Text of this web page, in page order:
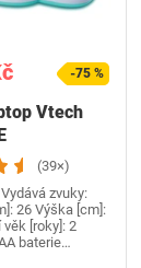
-75 %
Vtech
(39×)
zvuky:
26 Výška [cm]:
[roky]: 2
baterie…